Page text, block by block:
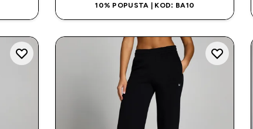
10% POPUSTA | KOD: BA10